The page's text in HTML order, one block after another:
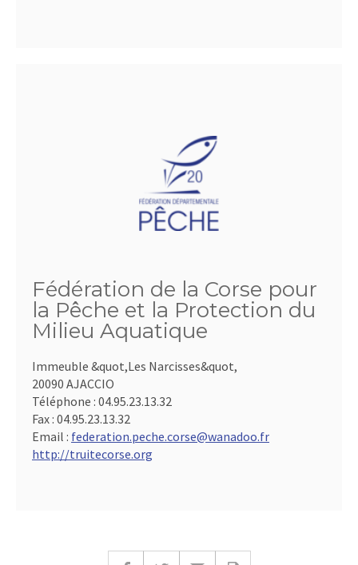
Fédération de la Corse pour
la Pêche et la Protection du
Milieu Aquatique
Immeuble &quot,Les Narcisses&quot,
20090 AJACCIO
Téléphone : 04.95.23.13.32
Fax : 04.95.23.13.32
Email : federation.peche.corse@wanadoo.fr
http://truitecorse.org